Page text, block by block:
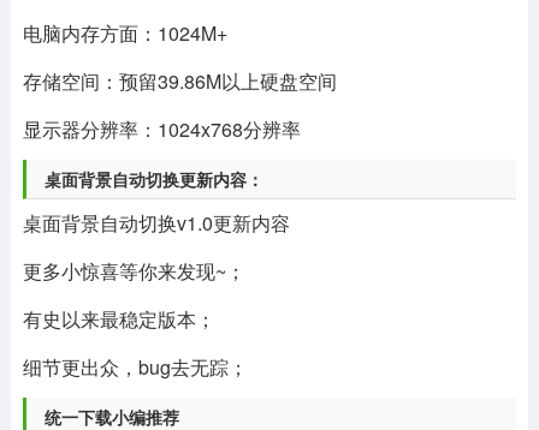
电脑内存方面：1024M+
存储空间：预留39.86M以上硬盘空间
显示器分辨率：1024x768分辨率
桌面背景自动切换更新内容：
桌面背景自动切换v1.0更新内容
更多小惊喜等你来发现~；
有史以来最稳定版本；
细节更出众，bug去无踪；
统一下载小编推荐